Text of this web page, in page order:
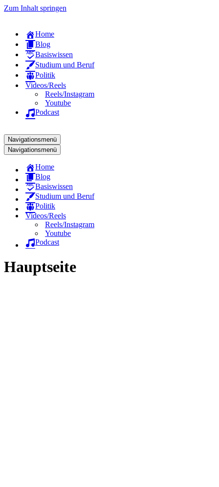
Zum Inhalt springen
Home
Blog
Basiswissen
Studium und Beruf
Politik
Videos/Reels
Reels/Instagram
Youtube
Podcast
Navigationsmenü
Navigationsmenü
Home
Blog
Basiswissen
Studium und Beruf
Politik
Videos/Reels
Reels/Instagram
Youtube
Podcast
Hauptseite